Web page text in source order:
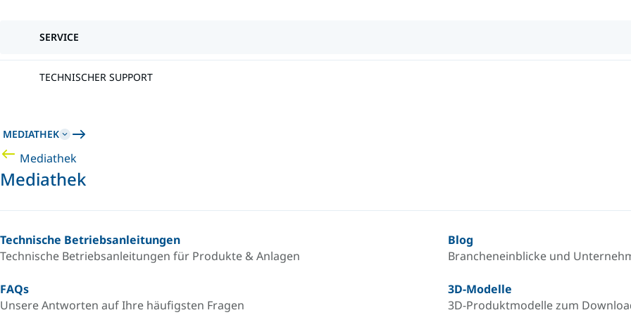
SERVICE
TECHNISCHER SUPPORT
MEDIATHEK
Mediathek
Mediathek
Technische Betriebsanleitungen
Technische Betriebsanleitungen für Produkte & Anlagen
Blog
Brancheneinblicke und
FAQs
Unsere Antworten auf Ihre häufigsten Fragen
3D-Modelle
3D-Produktmodelle zum